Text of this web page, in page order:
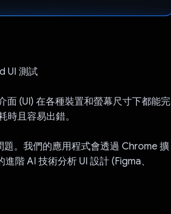
UI 測試
(UI) 在各種裝置和螢幕尺寸下都能完
且容易出錯。
。我們的應用程式會透過 Chrome 擴
階 AI 技術分析 UI 設計 (Figma、